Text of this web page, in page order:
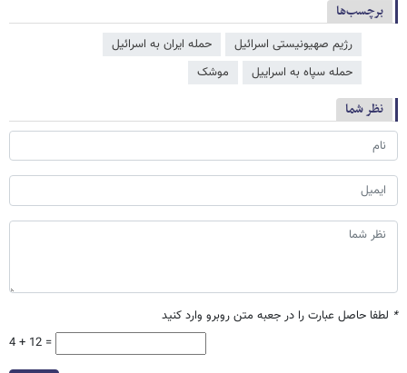
برچسب‌ها
رژیم صهیونیستی اسرائیل
حمله ایران به اسرائیل
حمله سپاه به اسراییل
موشک
نظر شما
* لطفا حاصل عبارت را در جعبه متن روبرو وارد کنید
4 + 12 =